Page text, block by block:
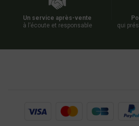
Un service après-vente
à l’écoute et responsable
qui